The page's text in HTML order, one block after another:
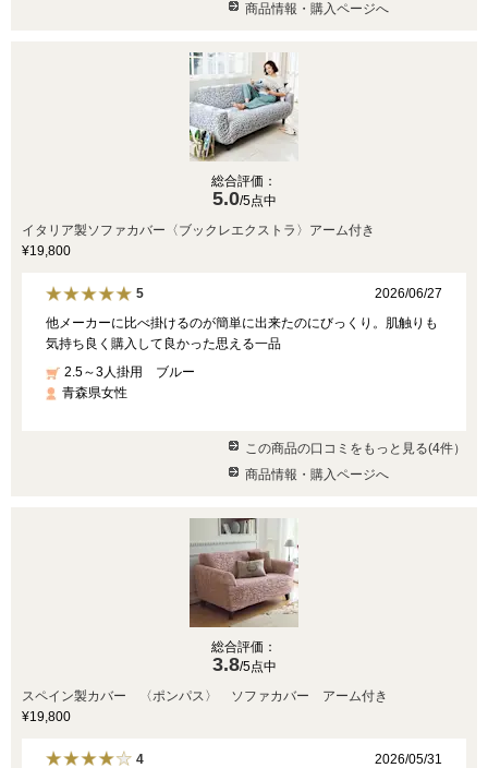
商品情報・購入ページへ
総合評価：
5.0/5点中
イタリア製ソファカバー〈ブックレエクストラ〉アーム付き
¥19,800
5
2026/06/27
他メーカーに比べ掛けるのが簡単に出来たのにびっくり。肌触りも
気持ち良く購入して良かった思える一品
2.5～3人掛用 ブルー
青森県女性
この商品の口コミをもっと見る(4件）
商品情報・購入ページへ
総合評価：
3.8/5点中
スペイン製カバー 〈ポンパス〉 ソファカバー アーム付き
¥19,800
4 2026/05/31